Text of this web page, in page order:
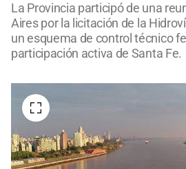
La Provincia participó de una
Aires por la licitación de la
un esquema de control técnico
participación activa de Santa Fe.